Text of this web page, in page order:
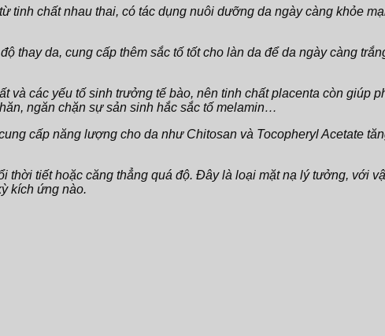
tinh chất nhau thai, có tác dụng nuôi dưỡng da ngày càng khỏe
thay da, cung cấp thêm sắc tố tốt cho làn da để da ngày càng
các yếu tố sinh trưởng tế bào, nên tinh chất placenta còn giúp
ngăn chặn sự sản sinh hắc sắc tố melamin…
cấp năng lượng cho da như Chitosan và Tocopheryl Acetate
tiết hoặc căng thẳng quá độ. Đây là loại mặt nạ lý tưởng, với
kích ứng nào.